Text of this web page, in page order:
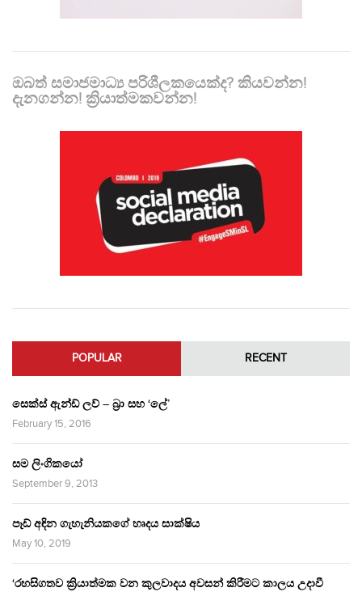
ඔබත් සමාජමාධ්‍ය පරිශීලකයෙක්ද? කියවන්න!
දැනගන්න! ක්‍රියාත්මකවන්න!
POPULAR RECENT
සෙක්ස් ඇන්ඩ් ලව් – බ්‍රා සහ ‘ලේ’
February 15, 2016
සම ලිංගිකයෝ
September 9, 2013
පෑඩ් අඳින ගැහැනියකගේ හෘදය සාක්ෂිය
May 10, 2019
‘රහසිගතව ක්‍රියාත්මක වන කුලවාදය අවසන් කිරීමට කාලය උදාවී